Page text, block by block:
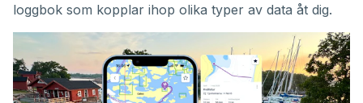
loggbok som kopplar ihop olika typer av data åt dig.